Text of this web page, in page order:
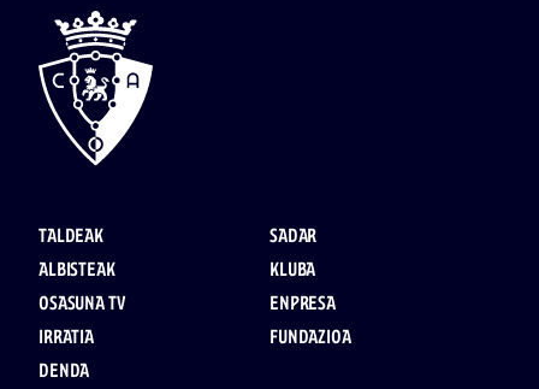
TALDEAK
ALBISTEAK
OSASUNA TV
IRRATIA
DENDA
SADAR
KLUBA
ENPRESA
FUNDAZIOA